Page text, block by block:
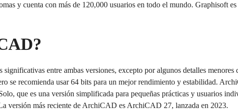
y cuenta con más de 120,000 usuarios en todo el mundo. Graphisoft
entre ambas versiones, excepto por algunos detalles menores
se recomienda usar 64 bits para un mejor rendimiento y estabilidad.
que es una versión simplificada para pequeñas prácticas y usuarios
versión más reciente de ArchiCAD es ArchiCAD 27, lanzada en 2023.